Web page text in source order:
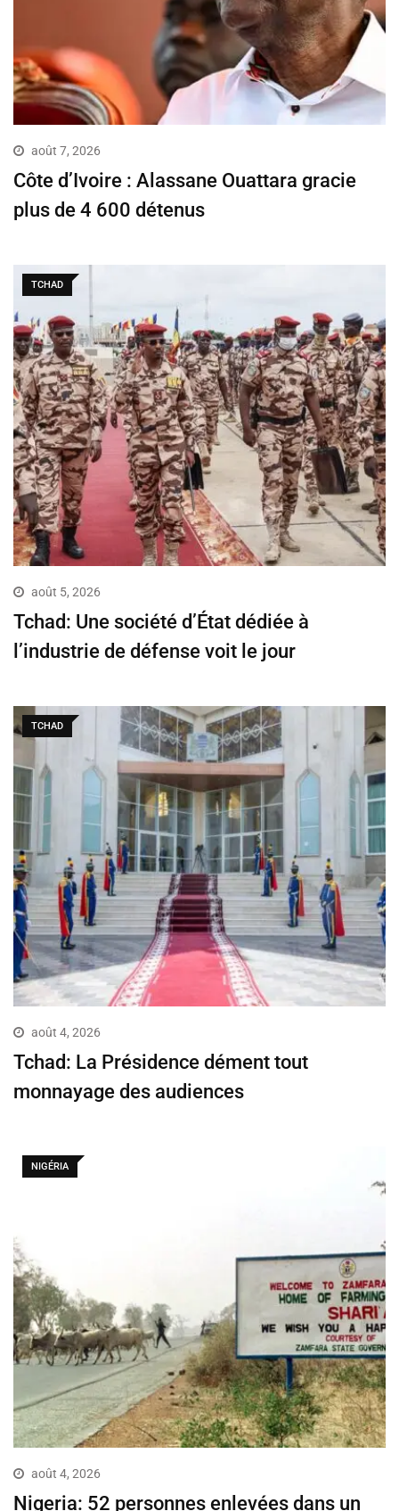
août 7, 2026
Côte d’Ivoire : Alassane Ouattara gracie
plus de 4 600 détenus
TCHAD
août 5, 2026
Tchad: Une société d’État dédiée à
l’industrie de défense voit le jour
TCHAD
août 4, 2026
Tchad: La Présidence dément tout
monnayage des audiences
NIGÉRIA
août 4, 2026
Nigeria: 52 personnes enlevées dans un